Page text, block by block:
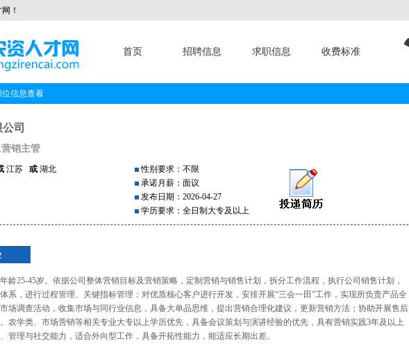
！
首页 招聘信息 求职信息 收费标准
位信息查看
司
销主管
江苏 或湖北
性别要求：不限
承诺月薪：面议
发布日期：2026-04-27
学历要求：全日制大专及以上
龄25-45岁。依据公司整体营销目标及营销策略，定制营销与销售计划，拆分工作流程，执行公司销售计划，
系，进行过程管理、关键指标管理；对优质核心客户进行开发，安排开展“三会一田”工作，实现所负责产品全
场调查活动，收集市场与同行业信息，具备大单品思维，提出营销合理化建议，更新营销方法；协助开展售后
农学类、市场营销等相关专业大专以上学历优先，具备会议策划与演讲经验的优先，具有营销实践3年及以上
管理与社交能力，适合外向型工作，具备开拓性能力，能适应长期出差。